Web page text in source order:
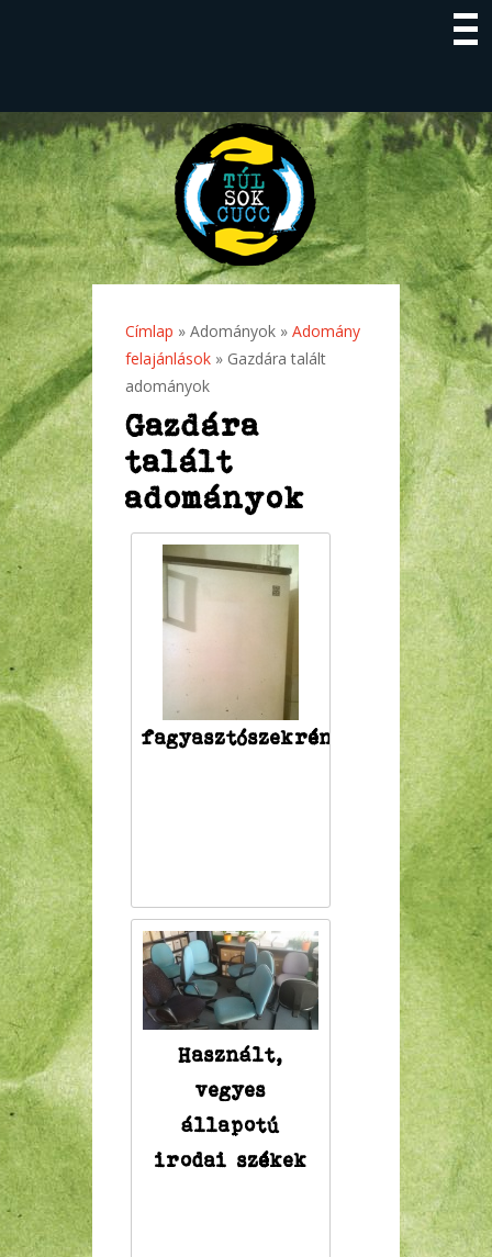
Jelenlegi hely
Címlap » Adományok » Adomány
felajánlások » Gazdára talált
adományok
Gazdára
talált
adományok
fagyasztószekrény
Használt,
vegyes
állapotú
irodai székek